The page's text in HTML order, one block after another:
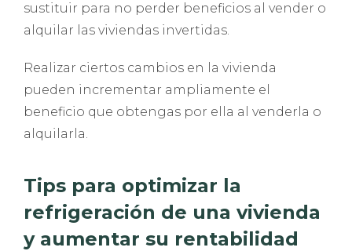
sustituir para no perder beneficios al vender o
alquilar las viviendas invertidas.
Realizar ciertos cambios en la vivienda
pueden incrementar ampliamente el
beneficio que obtengas por ella al venderla o
alquilarla.
Tips para optimizar la
refrigeración de una vivienda
y aumentar su rentabilidad